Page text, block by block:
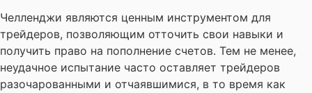
Челленджи являются ценным инструментом для
трейдеров, позволяющим отточить свои навыки и
получить право на пополнение счетов. Тем не менее,
неудачное испытание часто оставляет трейдеров
разочарованными и отчаявшимися, в то время как